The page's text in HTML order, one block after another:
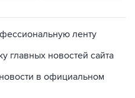
ленту
главных новостей сайта
в официальном